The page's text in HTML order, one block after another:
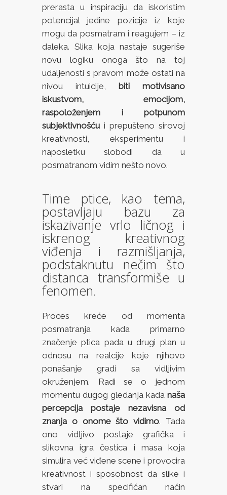
prerasta u inspiraciju da iskoristim
potencijal jedine pozicije iz koje
mogu da posmatram i reagujem – iz
daleka. Slika koja nastaje sugeriše
novu logiku onoga što na toj
udaljenosti s pravom može ostati na
nivou intuicije, biti motivisano
iskustvom, emocijom,
raspoloženjem i potpunom
subjektivnošću i prepušteno sirovoj
kreativnosti, eksperimentu i
naposletku slobodi da u
posmatranom vidim nešto novo.
Time ptice, kao tema,
postavljaju bazu za
iskazivanje vrlo ličnog i
iskrenog kreativnog
viđenja i razmišljanja,
podstaknutu nečim što
distanca transformiše u
fenomen.
Proces kreće od momenta
posmatranja kada primarno
značenje ptica pada u drugi plan u
odnosu na realcije koje njihovo
ponašanje gradi sa vidljivim
okruženjem. Radi se o jednom
momentu dugog gledanja kada naša
percepcija postaje nezavisna od
znanja o onome što vidimo. Tada
ono vidljivo postaje grafička i
slikovna igra čestica i masa koja
simulira već viđene scene i provocira
kreativnost i sposobnost da slike i
stvari na specifičan način